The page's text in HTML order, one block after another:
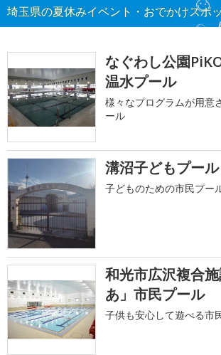
埼玉県の夏休みイベント・おでかけスポ
なぐわし公園
温水プール
様々なプログラムが用意
ール
溝沼子どもプール
子どものための市民プー
和光市広沢複合
あ」市民プール
子供も安心して遊べる市